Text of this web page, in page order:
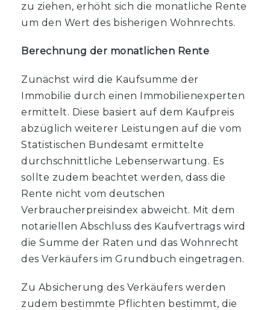
zu ziehen, erhöht sich die monatliche Rente
um den Wert des bisherigen Wohnrechts.
Berechnung der monatlichen Rente
Zunächst wird die Kaufsumme der
Immobilie durch einen Immobilienexperten
ermittelt. Diese basiert auf dem Kaufpreis
abzüglich weiterer Leistungen auf die vom
Statistischen Bundesamt ermittelte
durchschnittliche Lebenserwartung. Es
sollte zudem beachtet werden, dass die
Rente nicht vom deutschen
Verbraucherpreisindex abweicht. Mit dem
notariellen Abschluss des Kaufvertrags wird
die Summe der Raten und das Wohnrecht
des Verkäufers im Grundbuch eingetragen.
Zu Absicherung des Verkäufers werden
zudem bestimmte Pflichten bestimmt, die